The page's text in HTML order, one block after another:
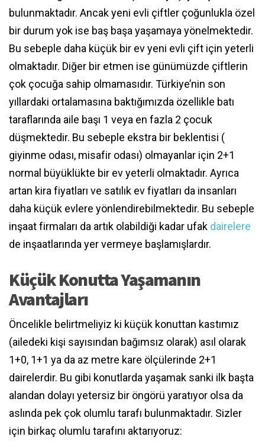
bulunmaktadır. Ancak yeni evli çiftler çoğunlukla özel
bir durum yok ise baş başa yaşamaya yönelmektedir.
Bu sebeple daha küçük bir ev yeni evli çift için yeterli
olmaktadır. Diğer bir etmen ise günümüzde çiftlerin
çok çocuğa sahip olmamasıdır. Türkiye’nin son
yıllardaki ortalamasına baktığımızda özellikle batı
taraflarında aile başı 1 veya en fazla 2 çocuk
düşmektedir. Bu sebeple ekstra bir beklentisi (
giyinme odası, misafir odası) olmayanlar için 2+1
normal büyüklükte bir ev yeterli olmaktadır. Ayrıca
artan kira fiyatları ve satılık ev fiyatları da insanları
daha küçük evlere yönlendirebilmektedir. Bu sebeple
inşaat firmaları da artık olabildiği kadar ufak dairelere
de inşaatlarında yer vermeye başlamışlardır.
Küçük Konutta Yaşamanın
Avantajları
Öncelikle belirtmeliyiz ki küçük konuttan kastımız
(ailedeki kişi sayısından bağımsız olarak) asıl olarak
1+0, 1+1 ya da az metre kare ölçülerinde 2+1
dairelerdir. Bu gibi konutlarda yaşamak sanki ilk başta
alandan dolayı yetersiz bir öngörü yaratıyor olsa da
aslında pek çok olumlu tarafı bulunmaktadır. Sizler
için birkaç olumlu tarafını aktarıyoruz: